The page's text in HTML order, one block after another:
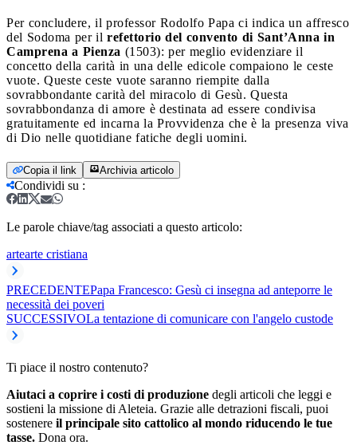
Per concludere, il professor Rodolfo Papa ci indica un affresco
del Sodoma per il refettorio del convento di Sant’Anna in
Camprena a Pienza (1503): per meglio evidenziare il
concetto della carità in una delle edicole compaiono le ceste
vuote. Queste ceste vuote saranno riempite dalla
sovrabbondante carità del miracolo di Gesù. Questa
sovrabbondanza di amore è destinata ad essere condivisa
gratuitamente ed incarna la Provvidenza che è la presenza viva
di Dio nelle quotidiane fatiche degli uomini.
Copia il link Archivia articolo
Condividi su :
Le parole chiave/tag associati a questo articolo:
artearte cristiana
PRECEDENTEPapa Francesco: Gesù ci insegna ad anteporre le
necessità dei poveri
SUCCESSIVOLa tentazione di comunicare con l'angelo custode
Ti piace il nostro contenuto?
Aiutaci a coprire i costi di produzione degli articoli che leggi e
sostieni la missione di Aleteia. Grazie alle detrazioni fiscali, puoi
sostenere il principale sito cattolico al mondo riducendo le tue
tasse. Dona ora.